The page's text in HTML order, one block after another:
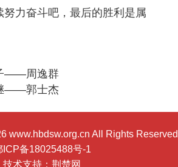
努力奋斗吧，最后的胜利是属
——周逸群
——郭士杰
www.hbdsw.org.cn All Rights Reserved
ICP备18025488号-1
技术支持： 荆楚网